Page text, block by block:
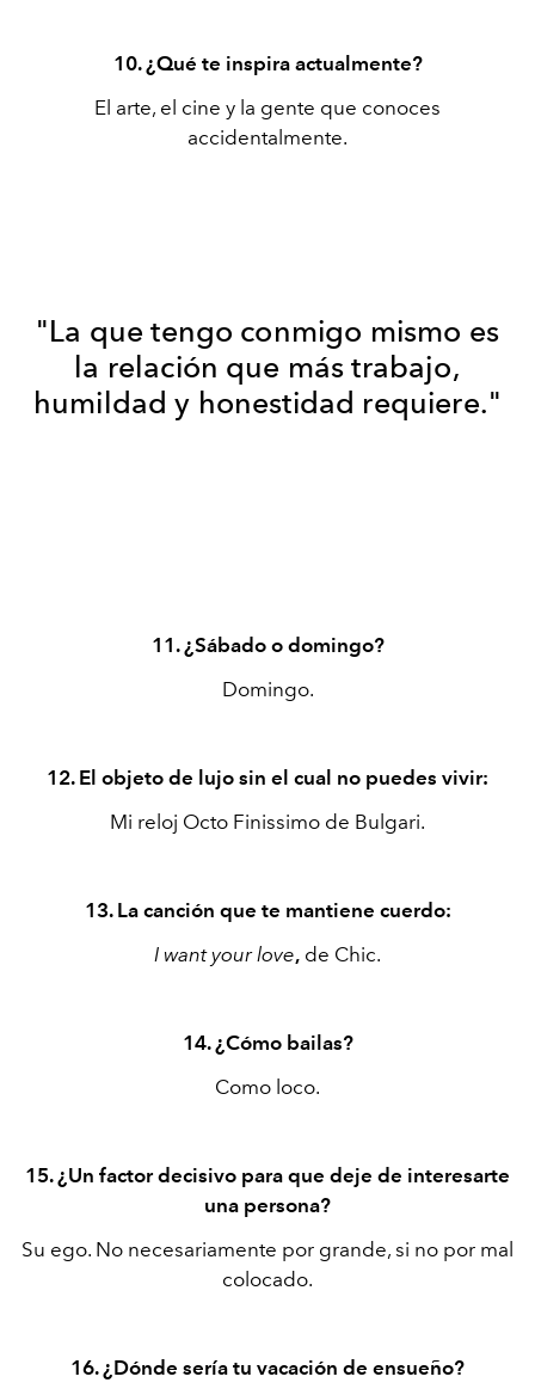
10. ¿Qué te inspira actualmente?
El arte, el cine y la gente que conoces
accidentalmente.
"La que tengo conmigo mismo es
la relación que más trabajo,
humildad y honestidad requiere."
11. ¿Sábado o domingo?
Domingo.
12. El objeto de lujo sin el cual no puedes vivir:
Mi reloj Octo Finissimo de Bulgari.
13. La canción que te mantiene cuerdo:
I want your love, de Chic.
14. ¿Cómo bailas?
Como loco.
15. ¿Un factor decisivo para que deje de interesarte
una persona?
Su ego. No necesariamente por grande, si no por mal
colocado.
16. ¿Dónde sería tu vacación de ensueño?